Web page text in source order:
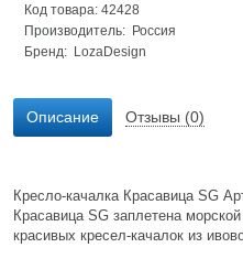
Код товара: 42428
Производитель: Россия
Бренд: LozaDesign
Описание Отзывы (0)
Кресло-качалка Красавица SG
Красавица SG заплетена
красивых кресел-качалок из